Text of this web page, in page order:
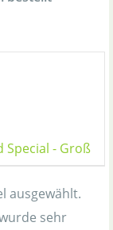
Special - Groß
ausgewählt.
sehr